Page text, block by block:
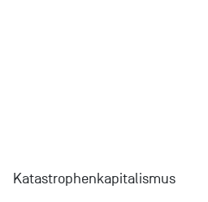
Katastrophenkapitalismus